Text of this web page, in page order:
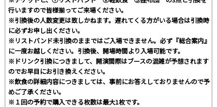
行いますので皆様揃ってご来場ください。
※引換後の人数変更は致しかねます。遅れてくる方がいる場合は引換時
に必ずお申し出ください。
※リストバンド未引換のままではご入場できません。必ず『総合案内』
に一度お越しください。引換後、開場時間より入場可能です。
※ドリンク引換につきまして、開演間際はブースの混雑が予想されます
のでお早目にお引き換えください。
※飲食の詳細内容につきましては、事前にお答えしておりませんので予
めご了承ください。
※１回の予約で購入できる枚数は最大1枚です。